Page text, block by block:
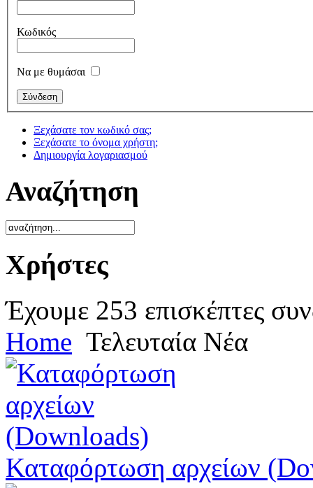
Κωδικός
Να με θυμάσαι
Ξεχάσατε τον κωδικό σας;
Ξεχάσατε το όνομα χρήστη;
Δημιουργία λογαριασμού
Αναζήτηση
Χρήστες
Έχουμε 253 επισκέπτες
Home Τελευταία Νέα
Καταφόρτωση αρχείων